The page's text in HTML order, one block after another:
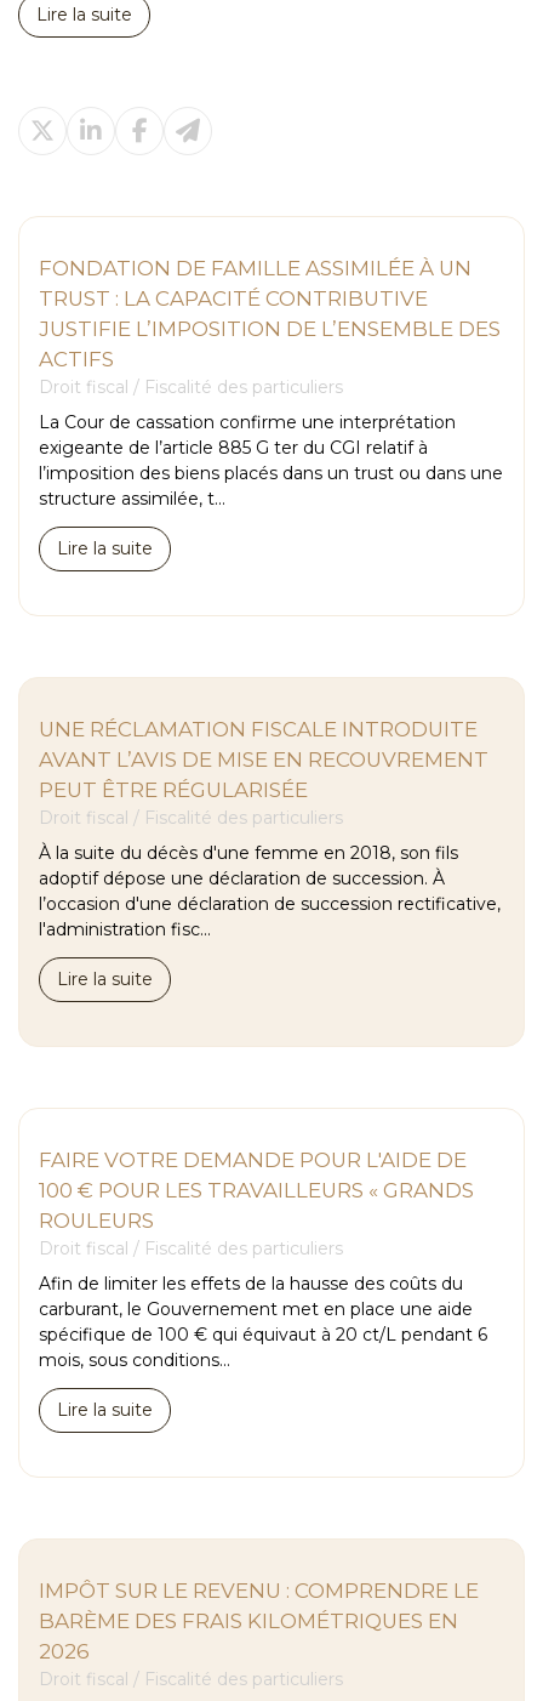
Lire la suite
FONDATION DE FAMILLE ASSIMILÉE À UN
TRUST : LA CAPACITÉ CONTRIBUTIVE
JUSTIFIE L’IMPOSITION DE L’ENSEMBLE DES
ACTIFS
Droit fiscal / Fiscalité des particuliers
La Cour de cassation confirme une interprétation
exigeante de l’article 885 G ter du CGI relatif à
l’imposition des biens placés dans un trust ou dans une
structure assimilée, t...
Lire la suite
UNE RÉCLAMATION FISCALE INTRODUITE
AVANT L’AVIS DE MISE EN RECOUVREMENT
PEUT ÊTRE RÉGULARISÉE
Droit fiscal / Fiscalité des particuliers
À la suite du décès d'une femme en 2018, son fils
adoptif dépose une déclaration de succession. À
l’occasion d'une déclaration de succession rectificative,
l'administration fisc...
Lire la suite
FAIRE VOTRE DEMANDE POUR L'AIDE DE
100 € POUR LES TRAVAILLEURS « GRANDS
ROULEURS
Droit fiscal / Fiscalité des particuliers
Afin de limiter les effets de la hausse des coûts du
carburant, le Gouvernement met en place une aide
spécifique de 100 € qui équivaut à 20 ct/L pendant 6
mois, sous conditions...
Lire la suite
IMPÔT SUR LE REVENU : COMPRENDRE LE
BARÈME DES FRAIS KILOMÉTRIQUES EN
2026
Droit fiscal / Fiscalité des particuliers